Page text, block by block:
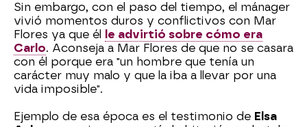
Sin embargo, con el paso del tiempo, el mánager
vivió momentos duros y conflictivos con Mar
Flores ya que él
le advirtió sobre cómo era
Carlo. Aconseja a Mar Flores de que no se casara
con él porque era "un hombre que tenía un
carácter muy malo y que la iba a llevar por una
vida imposible".
Ejemplo de esa época es el testimonio de Elsa